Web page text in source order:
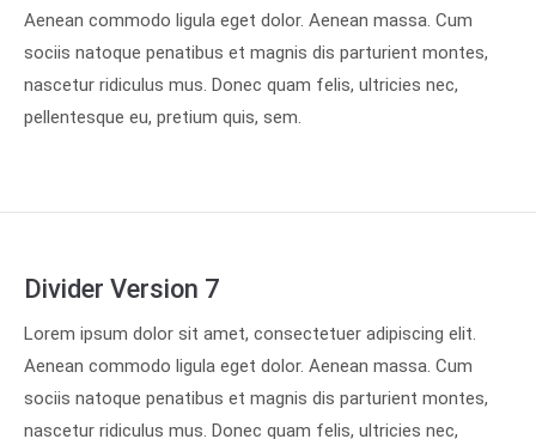
Aenean commodo ligula eget dolor. Aenean massa. Cum
sociis natoque penatibus et magnis dis parturient montes,
nascetur ridiculus mus. Donec quam felis, ultricies nec,
pellentesque eu, pretium quis, sem.
Divider Version 7
Lorem ipsum dolor sit amet, consectetuer adipiscing elit.
Aenean commodo ligula eget dolor. Aenean massa. Cum
sociis natoque penatibus et magnis dis parturient montes,
nascetur ridiculus mus. Donec quam felis, ultricies nec,